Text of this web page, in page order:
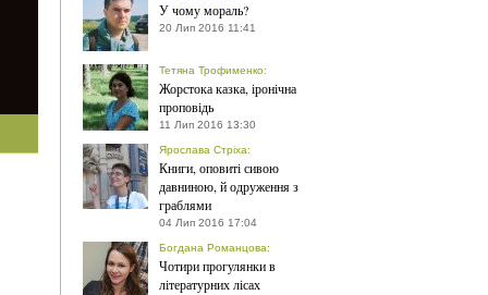
У чому мораль?
20 Лип 2016 11:41
Тетяна Трофименко:
Жорстока казка, іронічна
проповідь
11 Лип 2016 13:30
Ярослава Стріха:
Книги, оповиті сивою
давниною, й одруження з
граблями
04 Лип 2016 17:04
Богдана Романцова:
Чотири прогулянки в
літературних лісах